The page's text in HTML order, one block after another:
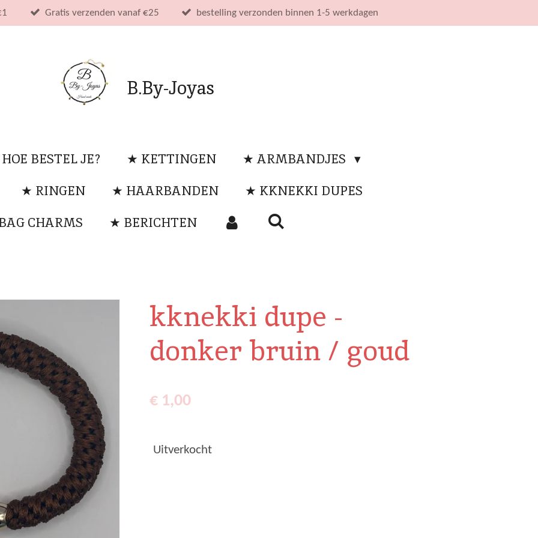
Gratis verzenden vanaf €25 bestelling verzonden binnen 1-5 werkdagen
B.By-Joyas
BESTEL JE? ★ KETTINGEN
★ ARMBANDJES
★ RINGEN ★ HAARBANDEN
★ KKNEKKI DUPES
CHARMS
★ BERICHTEN
kknekki dupe -
donker bruin / goud
€ 1,00
Uitverkocht